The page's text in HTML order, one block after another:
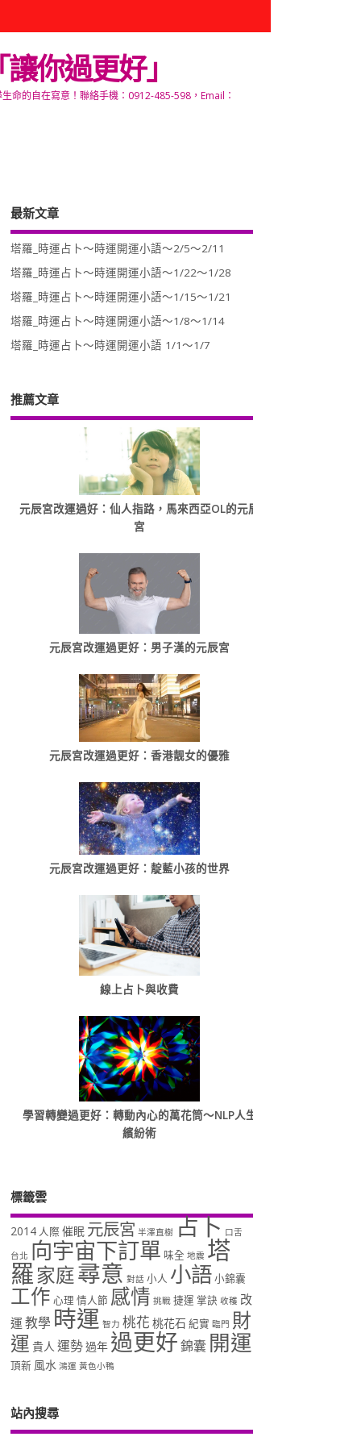
你過更好」
命的自在寫意！聯絡手機：0912-485-598，Email：
最新文章
塔羅_時運占卜～時運開運小語～2/5～2/11
塔羅_時運占卜～時運開運小語～1/22～1/28
塔羅_時運占卜～時運開運小語～1/15～1/21
塔羅_時運占卜～時運開運小語～1/8～1/14
塔羅_時運占卜～時運開運小語 1/1～1/7
推薦文章
元辰宮改運過好：仙人指路，馬來西亞OL的元辰
宮
元辰宮改運過更好：男子漢的元辰宮
元辰宮改運過更好：香港靓女的優雅
元辰宮改運過更好：靛藍小孩的世界
線上占卜與收費
學習轉變過更好：轉動內心的萬花筒～NLP人生
繽紛術
標籤雲
2014 人際 催眠 元辰宮 半澤直樹 占卜 口舌
台北 向宇宙下訂單 味全 地震 塔
羅家庭尋意 對話 小人 小語 小錦囊
工作 心理 情人節 感情 挑戰 捷運 掌訣 收穫 改
運 教學 時運 智力 桃花 桃花石 紀實 臨門 財
運 貴人 運勢過年 過更好錦囊 開運
頂新 風水 鴻運 黃色小鴨
站內搜尋